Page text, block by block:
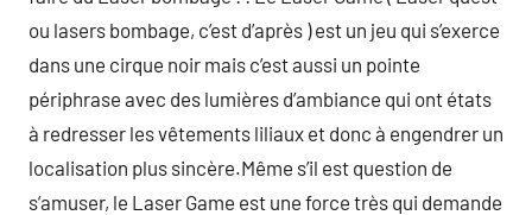
ou lasers bombage, c’est d’après ) est un jeu qui s’exerce
dans une cirque noir mais c’est aussi un pointe
périphrase avec des lumières d’ambiance qui ont états
à redresser les vêtements liliaux et donc à engendrer un
localisation plus sincère.Même s’il est question de
s’amuser, le Laser Game est une force très qui demande